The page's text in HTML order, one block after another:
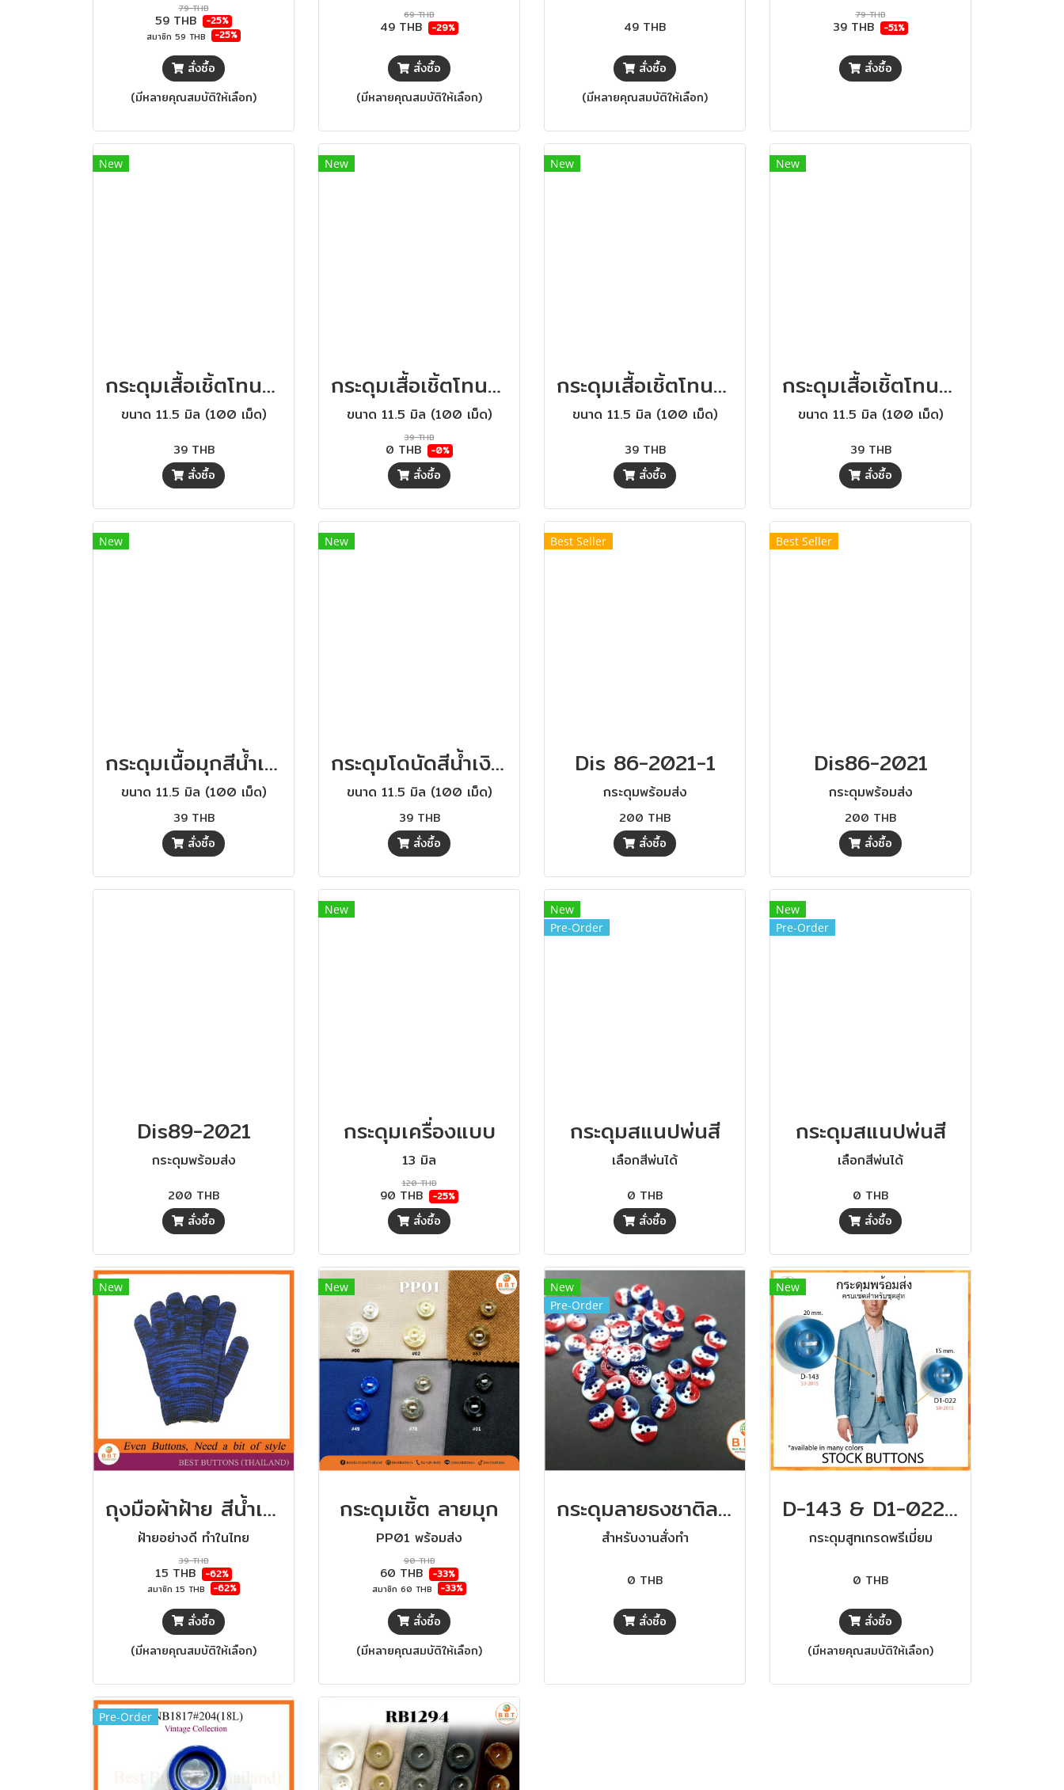
79 THB
59 THB -25%
สมาชิก59 THB -25%
สั่งซื้อ
(มีหลายคุณสมบัติให้เลือก)
69 THB
49 THB -29%
สั่งซื้อ
(มีหลายคุณสมบัติให้เลือก)
49 THB
สั่งซื้อ
(มีหลายคุณสมบัติให้เลือก)
79 THB
39 THB -51%
สั่งซื้อ
New
กระดุมเสื้อเชิ้ตโทนสีน้ำเงิน ขนาด 11.5 มิล (100 เม็ด)
ขนาด 11.5 มิล (100 เม็ด)
39 THB
สั่งซื้อ
New
กระดุมเสื้อเชิ้ตโทนสีน้ำเงิน ขนาด 11.5 มิล (100 เม็ด)
ขนาด 11.5 มิล (100 เม็ด)
39 THB
0 THB -0%
สั่งซื้อ
New
กระดุมเสื้อเชิ้ตโทนสีน้ำเงิน ขนาด 11.5 มิล (100 เม็ด)
ขนาด 11.5 มิล (100 เม็ด)
39 THB
สั่งซื้อ
New
กระดุมเสื้อเชิ้ตโทนสีน้ำเงิน ขนาด 11.5 มิล (100 เม็ด)
ขนาด 11.5 มิล (100 เม็ด)
39 THB
สั่งซื้อ
New
กระดุมเนื้อมุกสีน้ำเงินสดใส ขนาด 11.5 มิล (100 เม็ด)
ขนาด 11.5 มิล (100 เม็ด)
39 THB
สั่งซื้อ
New
กระดุมโดนัดสีน้ำเงินขนาด 11.5 มิล (100 เม็ด)
ขนาด 11.5 มิล (100 เม็ด)
39 THB
สั่งซื้อ
Best Seller
Dis 86-2021-1
กระดุมพร้อมส่ง
200 THB
สั่งซื้อ
Best Seller
Dis86-2021
กระดุมพร้อมส่ง
200 THB
สั่งซื้อ
Dis89-2021
กระดุมพร้อมส่ง
200 THB
สั่งซื้อ
New
กระดุมเครื่องแบบ
13 มิล
120 THB
90 THB -25%
สั่งซื้อ
New
Pre-Order
กระดุมสแนปพ่นสี
เลือกสีพ่นได้
0 THB
สั่งซื้อ
New
Pre-Order
กระดุมสแนปพ่นสี
เลือกสีพ่นได้
0 THB
สั่งซื้อ
New
ถุงมือผ้าฝ้าย สีน้ำเงินทูโทน
ฝ้ายอย่างดี ทำในไทย
39 THB
15 THB -62%
สมาชิก 15 THB -62%
สั่งซื้อ
(มีหลายคุณสมบัติให้เลือก)
New
กระดุมเชิ้ต ลายมุก
PP01 พร้อมส่ง
90 THB
60 THB -33%
สมาชิก 60 THB -33%
สั่งซื้อ
(มีหลายคุณสมบัติให้เลือก)
New
Pre-Order
กระดุมลายธงชาติลงโลโก้
สำหรับงานสั่งทำ
0 THB
สั่งซื้อ
New
D-143 & D1-022 (24L&32L)
กระดุมสูทเกรดพรีเมี่ยม
0 THB
สั่งซื้อ
(มีหลายคุณสมบัติให้เลือก)
Pre-Order